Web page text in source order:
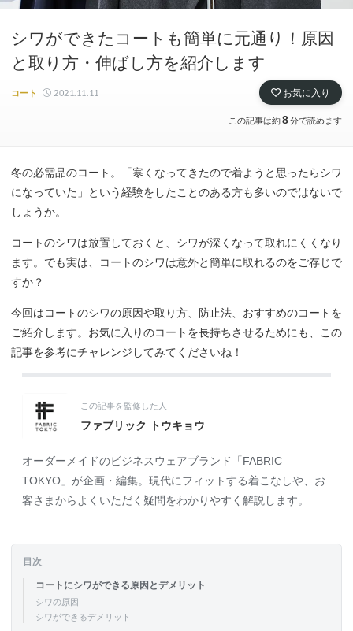
シワができたコートも簡単に元通り！原因
と取り方・伸ばし方を紹介します
コート 2021.11.11 お気に入り
この記事は約8分で読めます
冬の必需品のコート。「寒くなってきたので着ようと思ったらシワ
になっていた」という経験をしたことのある方も多いのではないで
しょうか。
コートのシワは放置しておくと、シワが深くなって取れにくくなり
ます。でも実は、コートのシワは意外と簡単に取れるのをご存じで
すか？
今回はコートのシワの原因や取り方、防止法、おすすめのコートを
ご紹介します。お気に入りのコートを長持ちさせるためにも、この
記事を参考にチャレンジしてみてくださいね！
この記事を監修した人
ファブリック トウキョウ
オーダーメイドのビジネスウェアブランド「FABRIC
TOKYO」が企画・編集。現代にフィットする着こなしや、お
客さまからよくいただく疑問をわかりやすく解説します。
目次
コートにシワができる原因とデメリット
シワの原因
シワができるデメリット